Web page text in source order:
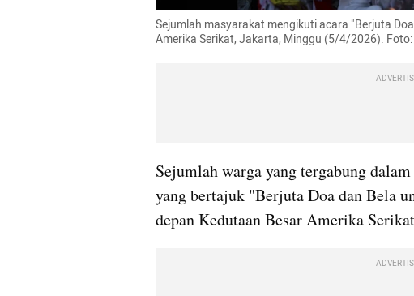
Sejumlah masyarakat mengikuti acara "Berjuta
Amerika Serikat, Jakarta, Minggu (5/4/2026).
Sejumlah warga yang tergabung
yang bertajuk "Berjuta Doa dan Bela
depan Kedutaan Besar Amerika